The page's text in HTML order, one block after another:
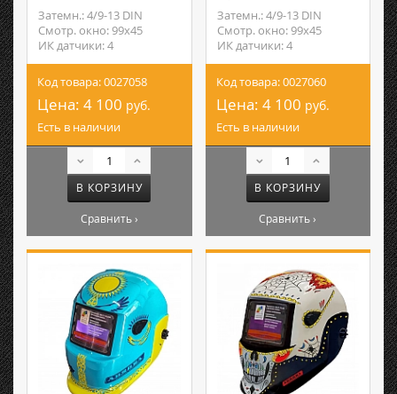
Затемн.: 4/9-13 DIN
Смотр. окно: 99х45
ИК датчики: 4
Код товара: 0027058
Цена: 4 100 руб.
Есть в наличии
В КОРЗИНУ
Сравнить ›
Затемн.: 4/9-13 DIN
Смотр. окно: 99х45
ИК датчики: 4
Код товара: 0027060
Цена: 4 100 руб.
Есть в наличии
В КОРЗИНУ
Сравнить ›